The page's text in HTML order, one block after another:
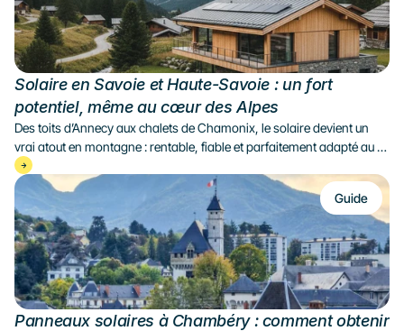
Solaire en Savoie et Haute-Savoie : un fort
potentiel, même au cœur des Alpes
Des toits d’Annecy aux chalets de Chamonix, le solaire devient un
vrai atout en montagne : rentable, fiable et parfaitement adapté au
climat alpin.
Guide
Panneaux solaires à Chambéry : comment obtenir